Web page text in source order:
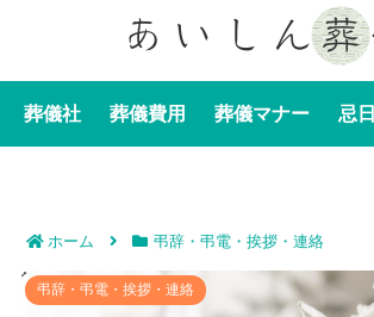
葬儀社 葬儀費用 葬儀マナー 忌
ホーム 弔辞・弔電・挨拶・連絡
訃報を人づてで連絡された時の正しい対
悔しない行動と最新の気配りポ
弔辞・弔電・挨拶・連絡